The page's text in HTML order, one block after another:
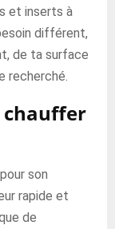
et inserts à
différent,
de ta surface
recherché.
chauffer
son
rapide et
de